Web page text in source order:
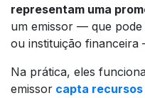
representam uma
um emissor — que
ou instituição financeira
Na prática, eles
emissor capta recursos